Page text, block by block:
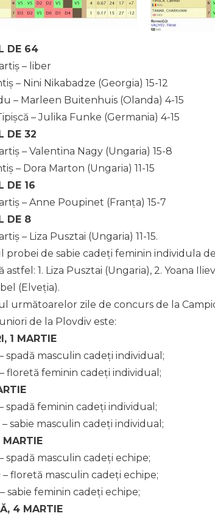
DE 64
– liber
– Nini Nikabadze (Georgia) 15-12
– Marleen Buitenhuis (Olanda) 4-15
– Julika Funke (Germania) 4-15
DE 32
– Valentina Nagy (Ungaria) 15-8
– Dora Marton (Ungaria) 11-15
DE 16
– Anne Poupinet (Franța) 15-7
DE 8
– Liza Pusztai (Ungaria) 11-15.
probei de sabie cadeți feminin individula
astfel: 1. Liza Pusztai (Ungaria), 2. Yoana
(Elveția).
următoarelor zile de concurs de la
de la Plovdiv este:
1 MARTIE
spadă masculin cadeți individual;
– floretă feminin cadeți individual;
spadă feminin cadeți individual;
– sabie masculin cadeți individual;
MARTIE
spadă masculin cadeți echipe;
– floretă masculin cadeți echipe;
– sabie feminin cadeți echipe;
4 MARTIE